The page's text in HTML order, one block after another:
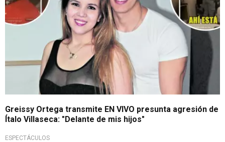
Greissy Ortega transmite EN VIVO presunta agresión de
Ítalo Villaseca: "Delante de mis hijos"
ESPECTÁCULOS